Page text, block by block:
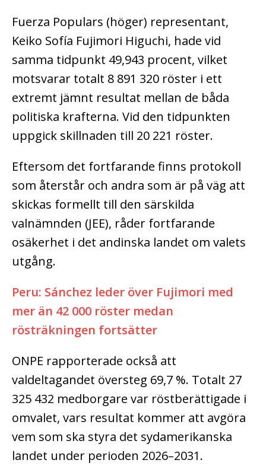
Fuerza Populars (höger) representant,
Keiko Sofía Fujimori Higuchi, hade vid
samma tidpunkt 49,943 procent, vilket
motsvarar totalt 8 891 320 röster i ett
extremt jämnt resultat mellan de båda
politiska krafterna. Vid den tidpunkten
uppgick skillnaden till 20 221 röster.
Eftersom det fortfarande finns protokoll
som återstår och andra som är på väg att
skickas formellt till den särskilda
valnämnden (JEE), råder fortfarande
osäkerhet i det andinska landet om valets
utgång.
Peru: Sánchez leder över Fujimori med
mer än 42 000 röster medan
rösträkningen fortsätter
ONPE rapporterade också att
valdeltagandet översteg 69,7 %. Totalt 27
325 432 medborgare var röstberättigade i
omvalet, vars resultat kommer att avgöra
vem som ska styra det sydamerikanska
landet under perioden 2026–2031.